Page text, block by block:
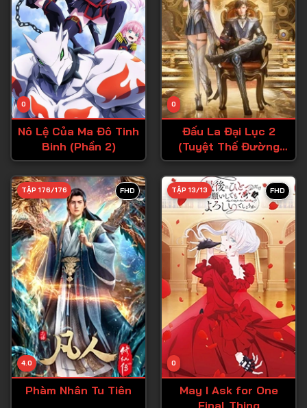
Tập 11
Tập 12
Tập 13
Tập 14
Tập 15
Tập 17
Tập 18
Tập 19
Tập 20
Tập 21
Tập 22
Tập 23
Tập 24
Tập 25
Tập 26
0
Nô Lệ Của Ma Đô Tinh
Binh (Phần 2)
0
Đấu La Đại Lục 2
(Tuyệt Thế Đường
Môn)
FHD
4.0
TẬP 176/176
Phàm Nhân Tu Tiên
FHD
0
TẬP 13/13
May I Ask for One